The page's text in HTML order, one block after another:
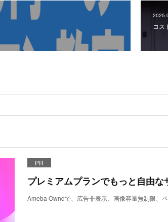
コス
PR
プレミアムプランでもっと自由な
Ameba Owndで、広告非表示、画像容量無制限、